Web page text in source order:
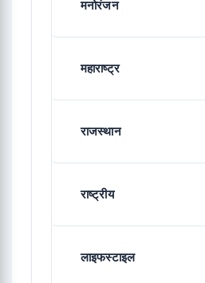
मनोरंजन
महाराष्ट्र
राजस्थान
राष्ट्रीय
लाइफस्टाइल